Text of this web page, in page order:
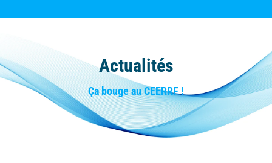
Actualités
Ça bouge au CEERRF !
Vous êtes ici :